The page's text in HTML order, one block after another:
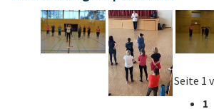
Seite 1
1